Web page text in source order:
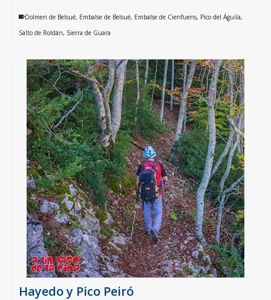
Dolmen de Belsué, Embalse de Belsué, Embalse de Cienfuens, Pico del Águila,
Salto de Roldán, Sierra de Guara
Hayedo y Pico Peiró